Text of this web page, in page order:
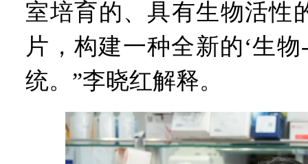
室培育的、具有生物活性
片，构建一种全新的‘生
统。”李晓红解释。